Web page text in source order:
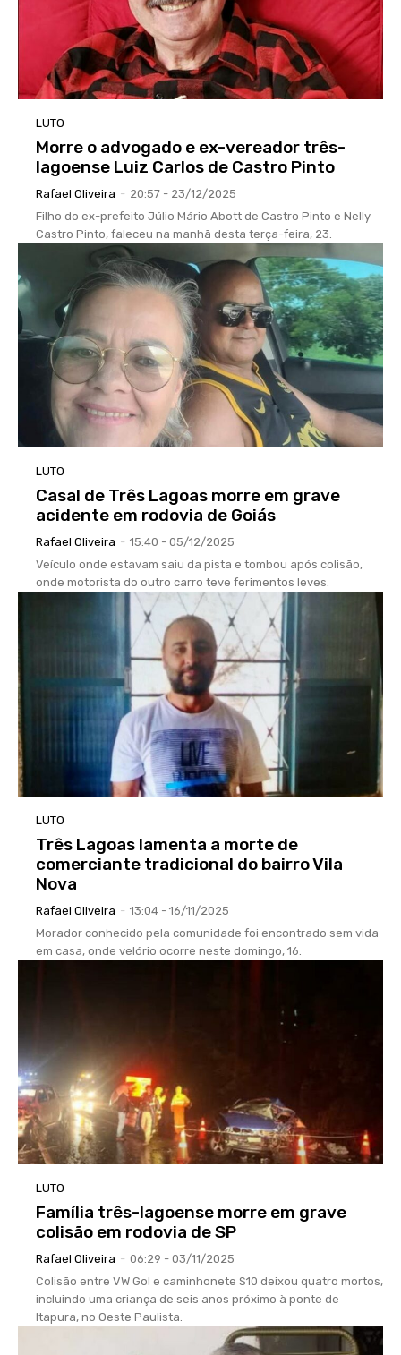
LUTO
Morre o advogado e ex-vereador três-
lagoense Luiz Carlos de Castro Pinto
Rafael Oliveira - 20:57 - 23/12/2025
Filho do ex-prefeito Júlio Mário Abott de Castro Pinto e Nelly
Castro Pinto, faleceu na manhã desta terça-feira, 23.
LUTO
Casal de Três Lagoas morre em grave
acidente em rodovia de Goiás
Rafael Oliveira - 15:40 - 05/12/2025
Veículo onde estavam saiu da pista e tombou após colisão,
onde motorista do outro carro teve ferimentos leves.
LUTO
Três Lagoas lamenta a morte de
comerciante tradicional do bairro Vila
Nova
Rafael Oliveira - 13:04 - 16/11/2025
Morador conhecido pela comunidade foi encontrado sem vida
em casa, onde velório ocorre neste domingo, 16.
LUTO
Família três-lagoense morre em grave
colisão em rodovia de SP
Rafael Oliveira - 06:29 - 03/11/2025
Colisão entre VW Gol e caminhonete S10 deixou quatro mortos,
incluindo uma criança de seis anos próximo à ponte de
Itapura, no Oeste Paulista.